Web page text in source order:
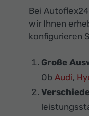
Bei
wir Ihnen
konfigurieren
Große
Ob Audi,